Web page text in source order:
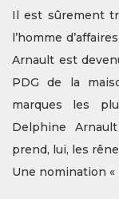
Il est sûrement
l’homme
Arnault est
PDG de la
marques les
Delphine
prend, lui, les
Une nomination «